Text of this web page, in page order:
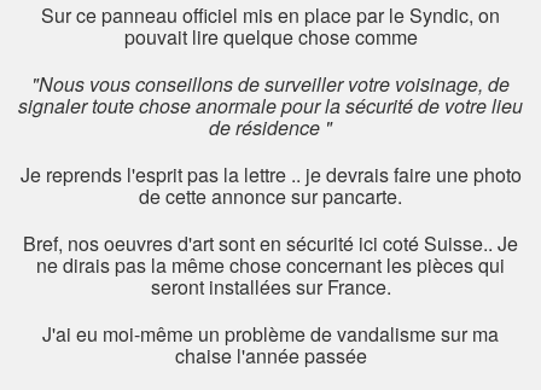
Sur ce panneau officiel mis en place par le Syndic, on
pouvait lire quelque chose comme
"Nous vous conseillons de surveiller votre voisinage, de
signaler toute chose anormale pour la sécurité de votre lieu
de résidence "
Je reprends l'esprit pas la lettre .. je devrais faire une photo
de cette annonce sur pancarte.
Bref, nos oeuvres d'art sont en sécurité ici coté Suisse.. Je
ne dirais pas la même chose concernant les pièces qui
seront installées sur France.
J'ai eu moi-même un problème de vandalisme sur ma
chaise l'année passée